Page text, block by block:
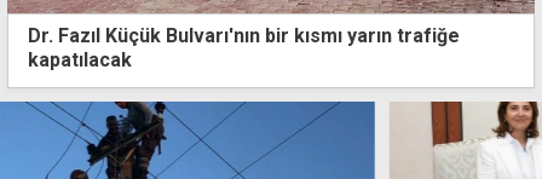
Dr. Fazıl Küçük Bulvarı'nın bir kısmı yarın trafiğe
kapatılacak